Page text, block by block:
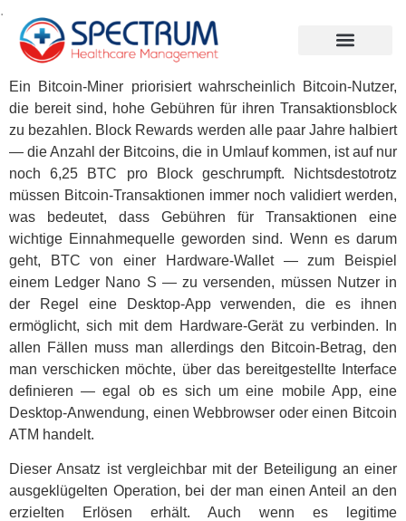
.
Ein Bitcoin-Miner priorisiert wahrscheinlich Bitcoin-Nutzer,
die bereit sind, hohe Gebühren für ihren Transaktionsblock
zu bezahlen. Block Rewards werden alle paar Jahre halbiert
— die Anzahl der Bitcoins, die in Umlauf kommen, ist auf nur
noch 6,25 BTC pro Block geschrumpft. Nichtsdestotrotz
müssen Bitcoin-Transaktionen immer noch validiert werden,
was bedeutet, dass Gebühren für Transaktionen eine
wichtige Einnahmequelle geworden sind. Wenn es darum
geht, BTC von einer Hardware-Wallet — zum Beispiel
einem Ledger Nano S — zu versenden, müssen Nutzer in
der Regel eine Desktop-App verwenden, die es ihnen
ermöglicht, sich mit dem Hardware-Gerät zu verbinden. In
allen Fällen muss man allerdings den Bitcoin-Betrag, den
man verschicken möchte, über das bereitgestellte Interface
definieren — egal ob es sich um eine mobile App, eine
Desktop-Anwendung, einen Webbrowser oder einen Bitcoin
ATM handelt.
Dieser Ansatz ist vergleichbar mit der Beteiligung an einer
ausgeklügelten Operation, bei der man einen Anteil an den
erzielten Erlösen erhält. Auch wenn es legitime